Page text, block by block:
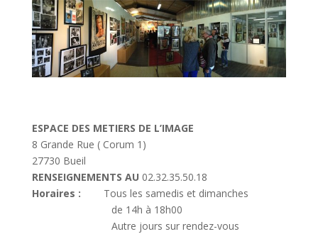
ESPACE DES METIERS DE L’IMAGE
8 Grande Rue ( Corum 1)
27730 Bueil
RENSEIGNEMENTS AU 02.32.35.50.18
Horaires : Tous les samedis et dimanches
de 14h à 18h00
Autre jours sur rendez-vous